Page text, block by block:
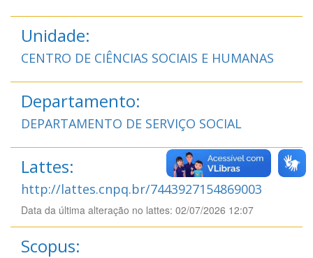
Unidade:
CENTRO DE CIÊNCIAS SOCIAIS E HUMANAS
Departamento:
DEPARTAMENTO DE SERVIÇO SOCIAL
Lattes:
http://lattes.cnpq.br/7443927154869003
Data da última alteração no lattes: 02/07/2026 12:07
Scopus: